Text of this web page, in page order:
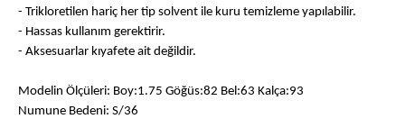
- Trikloretilen hariç her tip solvent ile kuru temizleme yapılabilir.
- Hassas kullanım gerektirir.
- Aksesuarlar kıyafete ait değildir.
Modelin Ölçüleri: Boy:1.75 Göğüs:82 Bel:63 Kalça:93
Numune Bedeni: S/36